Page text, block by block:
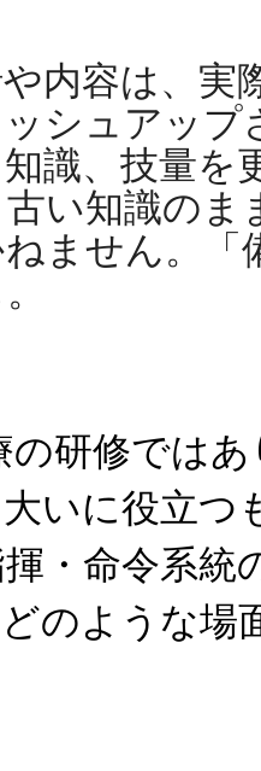
内容は、実
シュアップ
識、技量を
い知識の
ません。「
の研修では
いに役立
・命令系統
のような場